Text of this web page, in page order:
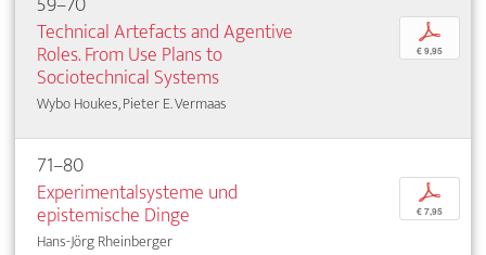
Technical Artefacts and Agentive
Roles. From Use Plans to
Sociotechnical Systems
Wybo Houkes, Pieter E. Vermaas
p
€ 9,95
71–80
Experimentalsysteme und
epistemische Dinge
Hans-Jörg Rheinberger
p
€ 7,95